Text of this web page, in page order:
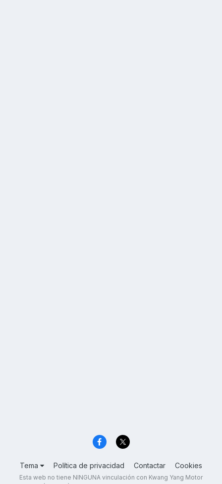
Tema Política de privacidad Contactar Cookies
Esta web no tiene NINGUNA vinculación con Kwang Yang Motor